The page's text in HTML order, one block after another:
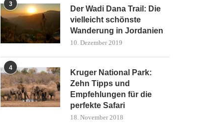
3
Der Wadi Dana Trail: Die
vielleicht schönste
Wanderung in Jordanien
10. Dezember 2019
4
Kruger National Park:
Zehn Tipps und
Empfehlungen für die
perfekte Safari
18. November 2018